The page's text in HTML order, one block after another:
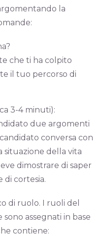
la
che ti ha colpito
il tuo percorso di
3-4 minuti):
due argomenti
conversa con
situazione della vita
dimostrare di saper
di cortesia.
di ruolo. I ruoli del
assegnati in base
contiene: